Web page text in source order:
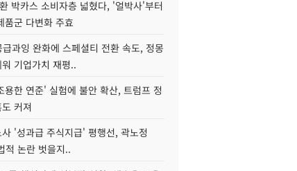
박카스 소비자층 넓혔다, '얼박사'부터
품군 다변화 주효
과잉 완화에 스페셜티 전환 속도, 정몽
기업가치 재평..
용한 연준' 실험에 불안 확산, 트럼프 정
커져
'성과급 주식지급' 평행선, 곽노정
적 논란 벗을지..